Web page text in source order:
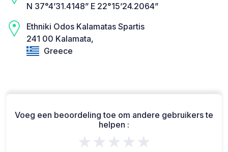
N 37°4’31.4148” E 22°15’24.2064”
Ethniki Odos Kalamatas Spartis
241 00 Kalamata,
Greece
Voeg een beoordeling toe om andere gebruikers te
helpen :
★★★★★